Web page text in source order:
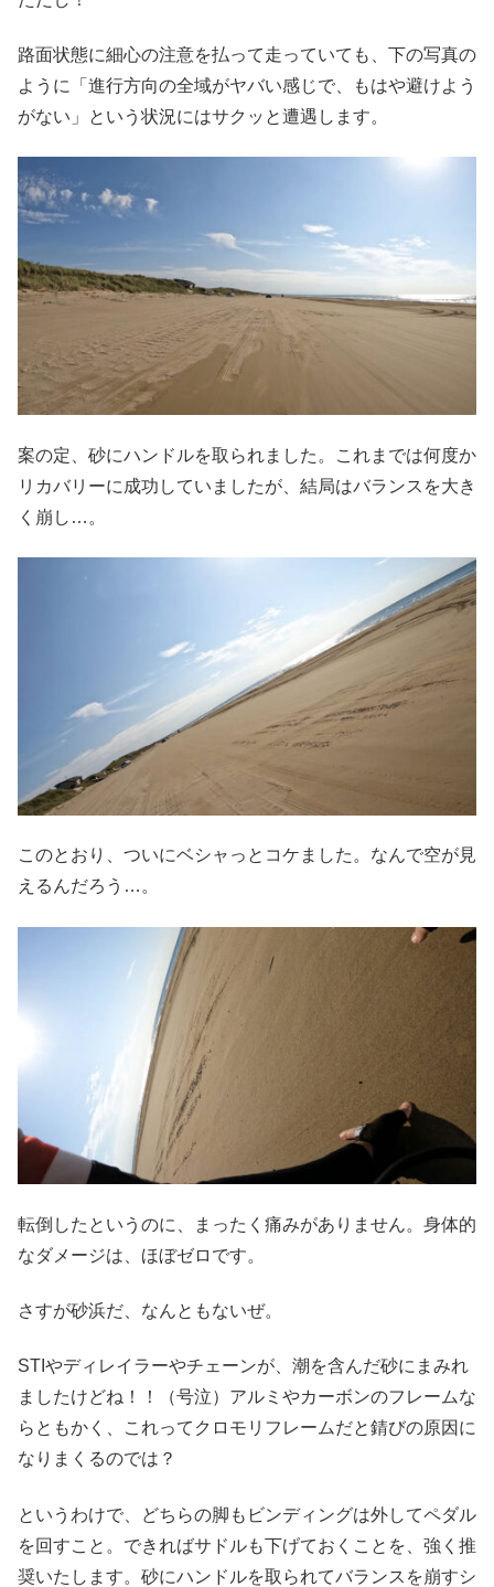
路面状態に細心の注意を払って走っていても、下の写真の
ように「進行方向の全域がヤバい感じで、もはや避けよう
がない」という状況にはサクッと遭遇します。
案の定、砂にハンドルを取られました。これまでは何度か
リカバリーに成功していましたが、結局はバランスを大き
く崩し…。
このとおり、ついにベシャっとコケました。なんで空が見
えるんだろう…。
転倒したというのに、まったく痛みがありません。身体的
なダメージは、ほぼゼロです。
さすが砂浜だ、なんともないぜ。
STIやディレイラーやチェーンが、潮を含んだ砂にまみれ
ましたけどね！！（号泣）アルミやカーボンのフレームな
らともかく、これってクロモリフレームだと錆びの原因に
なりまくるのでは？
というわけで、どちらの脚もビンディングは外してペダル
を回すこと。できればサドルも下げておくことを、強く推
奨いたします。砂にハンドルを取られてバランスを崩すシ